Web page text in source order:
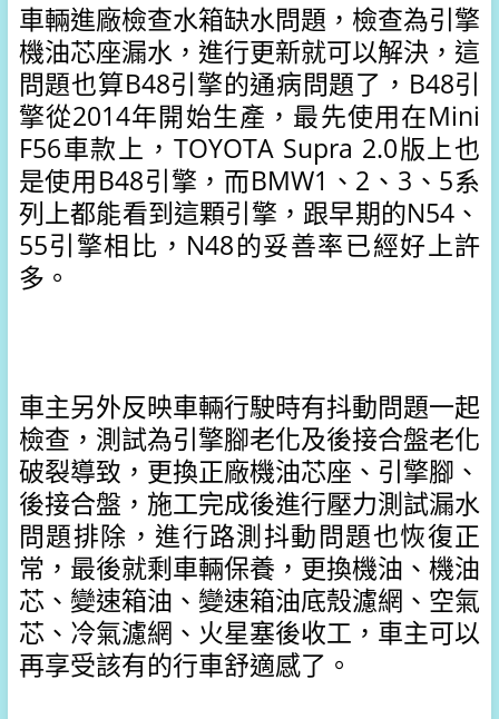
車輛進廠檢查水箱缺水問題，檢查為引擎
機油芯座漏水，進行更新就可以解決，這
問題也算B48引擎的通病問題了，B48引
擎從2014年開始生產，最先使用在Mini
F56車款上，TOYOTA Supra 2.0版上也
是使用B48引擎，而BMW1、2、3、5系
列上都能看到這顆引擎，跟早期的N54、
55引擎相比，N48的妥善率已經好上許
多。
車主另外反映車輛行駛時有抖動問題一起
檢查，測試為引擎腳老化及後接合盤老化
破裂導致，更換正廠機油芯座、引擎腳、
後接合盤，施工完成後進行壓力測試漏水
問題排除，進行路測抖動問題也恢復正
常，最後就剩車輛保養，更換機油、機油
芯、變速箱油、變速箱油底殼濾網、空氣
芯、冷氣濾網、火星塞後收工，車主可以
再享受該有的行車舒適感了。